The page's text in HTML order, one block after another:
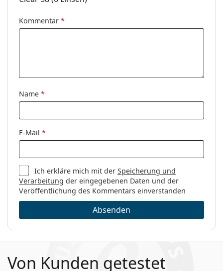
Kommentar *
Name *
E-Mail *
Ich erkläre mich mit derSpeicherung und
Verarbeitung der eingegebenen Daten und der
Veröffentlichung des Kommentars einverstanden
Absenden
Von Kunden getestet